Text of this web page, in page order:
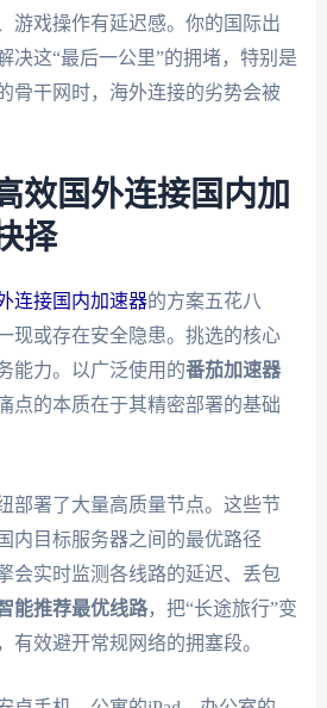
游戏操作有延迟感。你的国际出
决这“最后一公里”的拥堵，特别是
骨干网时，海外连接的劣势会被
效国外连接国内加
择
连接国内加速器的方案五花八
现或存在安全隐患。挑选的核心
能力。以广泛使用的番茄加速器
点的本质在于其精密部署的基础
部署了大量高质量节点。这些节
内目标服务器之间的最优路径
会实时监测各线路的延迟、丢包
能推荐最优线路，把“长途旅行”变
有效避开常规网络的拥塞段。